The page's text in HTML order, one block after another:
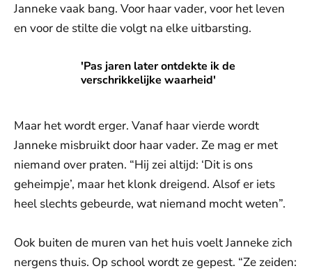
Janneke vaak bang. Voor haar vader, voor het leven
en voor de stilte die volgt na elke uitbarsting.
'Pas jaren later ontdekte ik de
verschrikkelijke waarheid'
'Pas jaren later ontdekte ik de verschrikkelijke waarheid'
Maar het wordt erger. Vanaf haar vierde wordt
Janneke misbruikt door haar vader. Ze mag er met
niemand over praten. “Hij zei altijd: ‘Dit is ons
geheimpje’, maar het klonk dreigend. Alsof er iets
heel slechts gebeurde, wat niemand mocht weten”.
Ook buiten de muren van het huis voelt Janneke zich
nergens thuis. Op school wordt ze gepest. “Ze zeiden: